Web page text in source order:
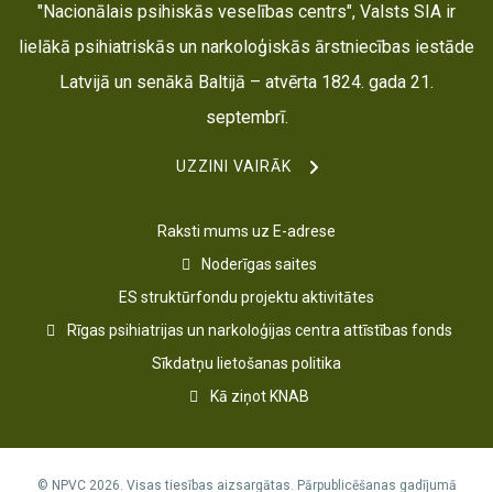
"Nacionālais psihiskās veselības centrs", Valsts SIA ir
lielākā psihiatriskās un narkoloģiskās ārstniecības iestāde
Latvijā un senākā Baltijā – atvērta 1824. gada 21.
septembrī.
UZZINI VAIRĀK
Raksti mums uz E-adrese
Noderīgas saites
ES struktūrfondu projektu aktivitātes
Rīgas psihiatrijas un narkoloģijas centra attīstības fonds
Sīkdatņu lietošanas politika
Kā ziņot KNAB
© NPVC 2026. Visas tiesības aizsargātas. Pārpublicēšanas gadījumā